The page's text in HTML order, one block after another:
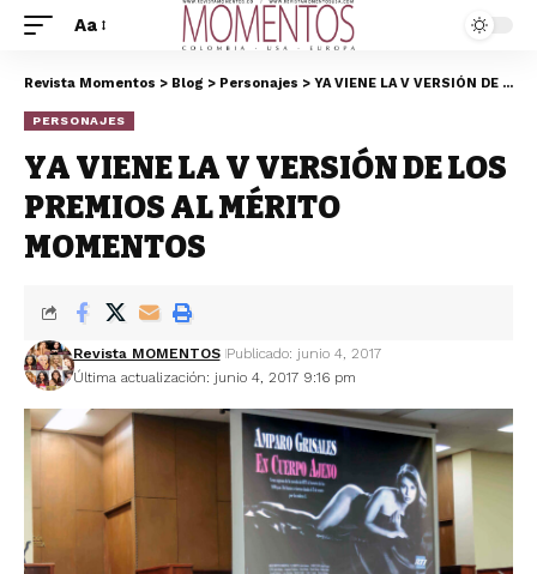
Aa
Revista Momentos > Blog > Personajes > YA VIENE LA V VERSIÓN DE LOS PREMIOS AL MÉRITO MOMENTOS
PERSONAJES
YA VIENE LA V VERSIÓN DE LOS
PREMIOS AL MÉRITO
MOMENTOS
Última actualización: junio 4, 2017 9:16 pm
Revista MOMENTOS Publicado: junio 4, 2017